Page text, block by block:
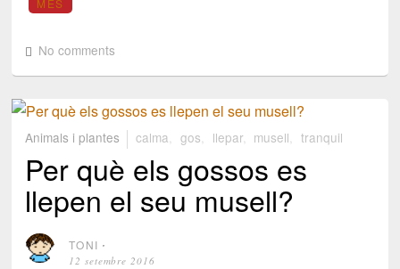
MÉS
No comments
Animals i plantes calma gos llepar, musell tranquil
Per què els gossos es
llepen el seu musell?
TONI ⋅
12 setembre 2016